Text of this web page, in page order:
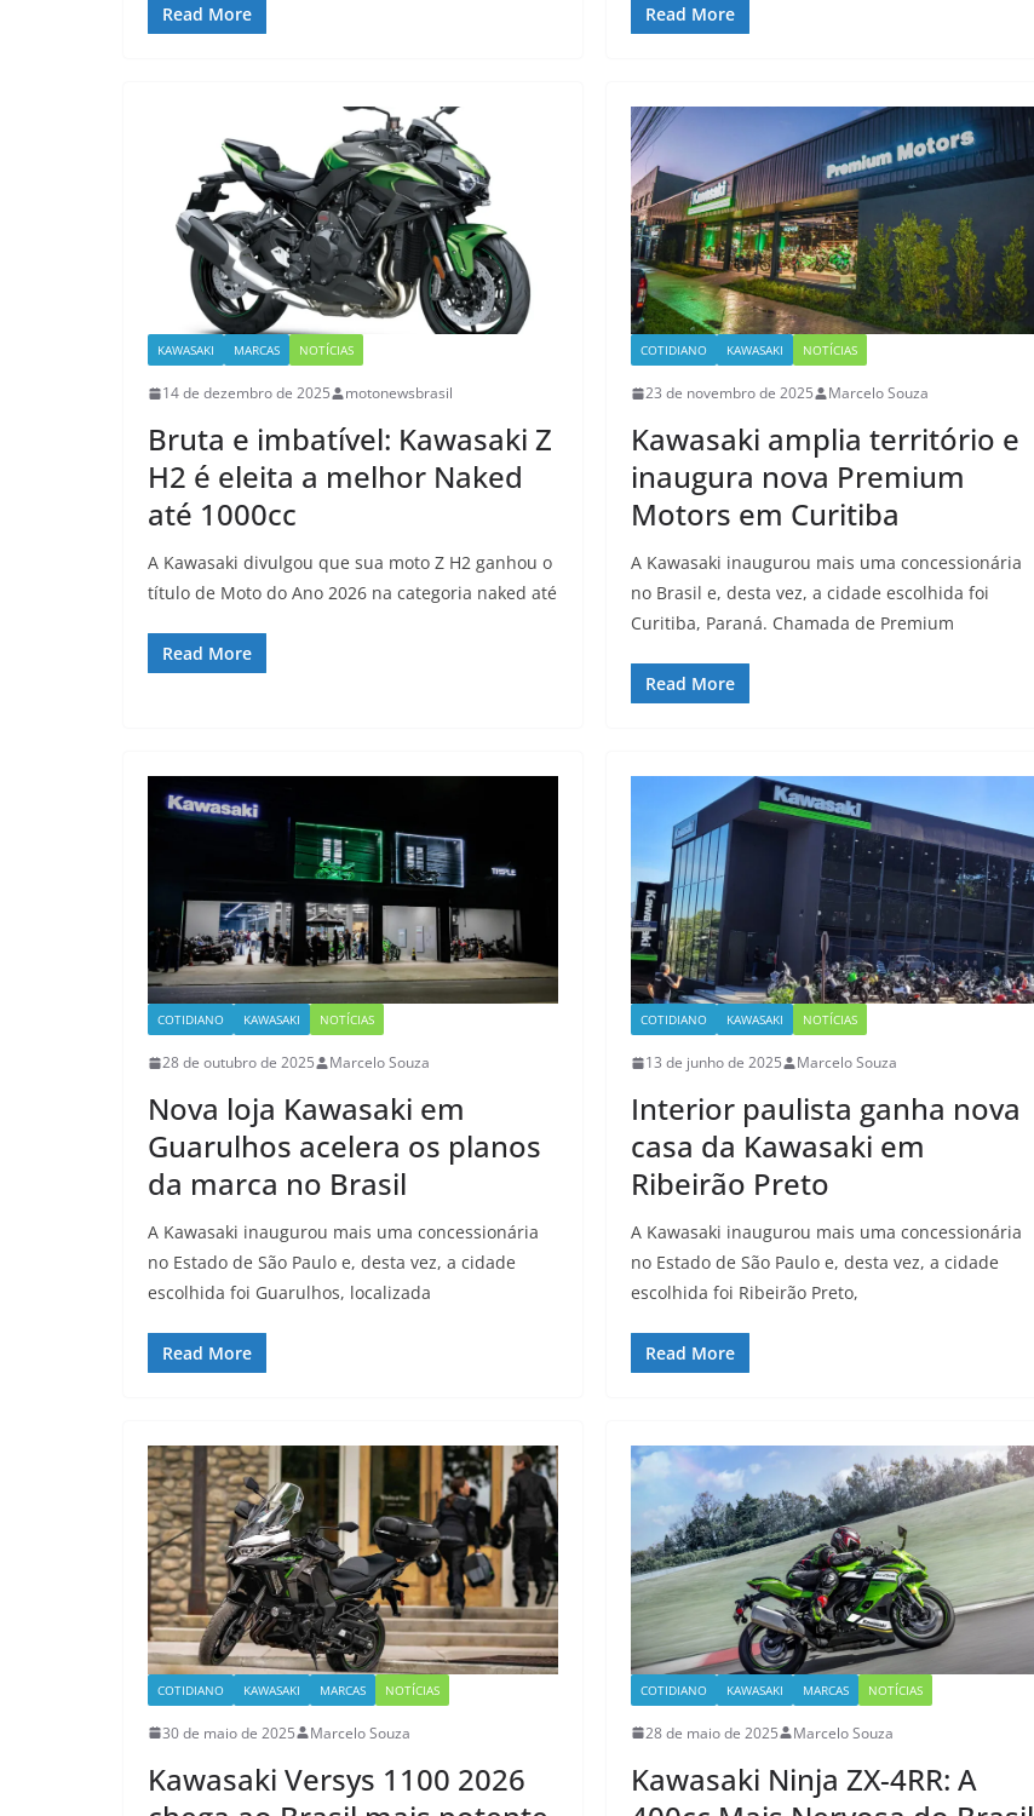
Read More Read More
KAWASAKI MARCAS NOTÍCIAS
14 de dezembro de 2025 motonewsbrasil
Bruta e imbatível: Kawasaki Z
H2 é eleita a melhor Naked
até 1000cc
A Kawasaki divulgou que sua moto Z H2 ganhou o
título de Moto do Ano 2026 na categoria naked até
Read More
COTIDIANO KAWASAKI NOTÍCIAS
23 de novembro de 2025 Marcelo Souza
Kawasaki amplia território e
inaugura nova Premium
Motors em Curitiba
A Kawasaki inaugurou mais uma concessionária
no Brasil e, desta vez, a cidade escolhida foi
Curitiba, Paraná. Chamada de Premium
Read More
COTIDIANO KAWASAKI NOTÍCIAS
28 de outubro de 2025 Marcelo Souza
Nova loja Kawasaki em
Guarulhos acelera os planos
da marca no Brasil
A Kawasaki inaugurou mais uma concessionária
no Estado de São Paulo e, desta vez, a cidade
escolhida foi Guarulhos, localizada
Read More
COTIDIANO KAWASAKI NOTÍCIAS
13 de junho de 2025 Marcelo Souza
Interior paulista ganha nova
casa da Kawasaki em
Ribeirão Preto
A Kawasaki inaugurou mais uma concessionária
no Estado de São Paulo e, desta vez, a cidade
escolhida foi Ribeirão Preto,
Read More
COTIDIANO KAWASAKI MARCAS NOTÍCIAS
30 de maio de 2025 Marcelo Souza
Kawasaki Versys 1100 2026
COTIDIANO KAWASAKI MARCAS NOTÍCIAS
28 de maio de 2025 Marcelo Souza
Kawasaki Ninja ZX-4RR: A